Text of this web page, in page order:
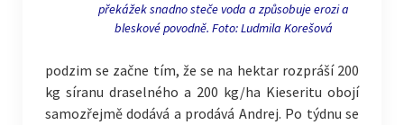
překážek snadno steče voda a způsobuje erozi a
bleskové povodně. Foto: Ludmila Korešová
podzim se začne tím, že se na hektar rozpráší 200
kg síranu draselného a 200 kg/ha Kieseritu obojí
samozřejmě dodává a prodává Andrej. Po týdnu se